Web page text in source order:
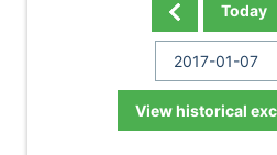
Today
View historical